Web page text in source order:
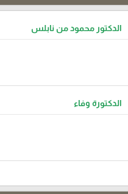
الدكتور محمود من نابلس
الدكتورة وفاء